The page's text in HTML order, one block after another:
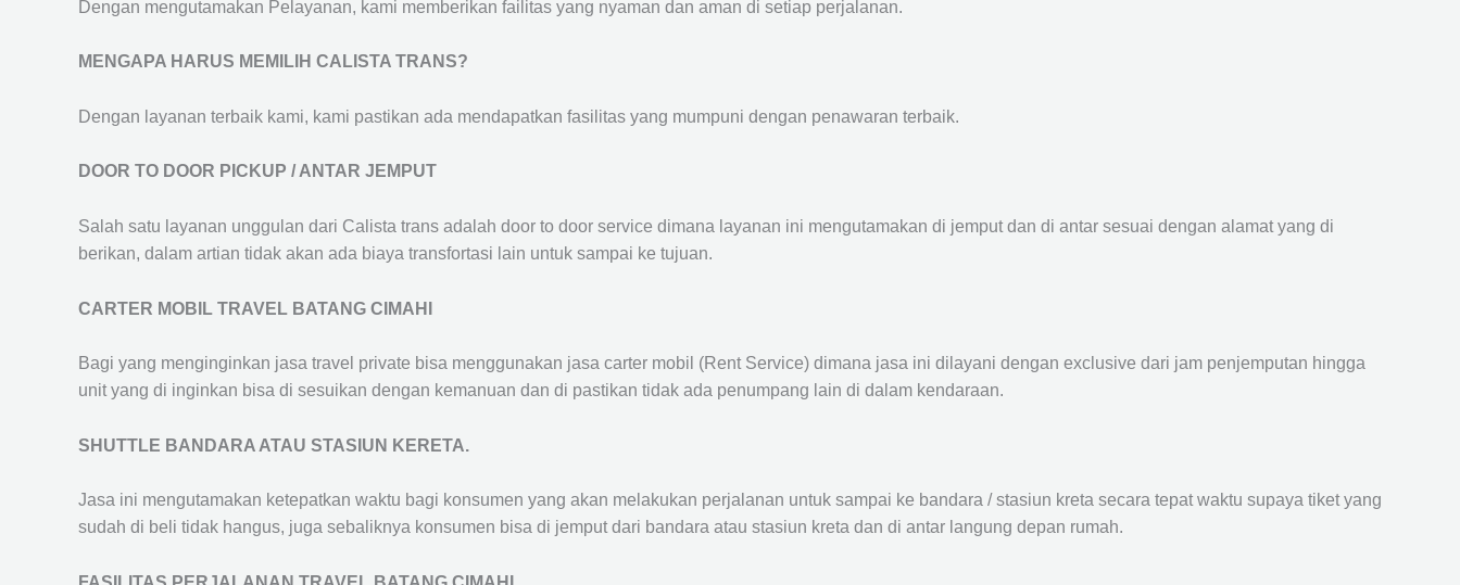
Dengan mengutamakan Pelayanan, kami memberikan failitas yang nyaman dan aman di setiap perjalanan.
MENGAPA HARUS MEMILIH CALISTA TRANS?
Dengan layanan terbaik kami, kami pastikan ada mendapatkan fasilitas yang mumpuni dengan penawaran terbaik.
DOOR TO DOOR PICKUP / ANTAR JEMPUT
Salah satu layanan unggulan dari Calista trans adalah door to door service dimana layanan ini mengutamakan di jemput dan di antar sesuai dengan alamat yang di
berikan, dalam artian tidak akan ada biaya transfortasi lain untuk sampai ke tujuan.
CARTER MOBIL TRAVEL BATANG CIMAHI
Bagi yang menginginkan jasa travel private bisa menggunakan jasa carter mobil (Rent Service) dimana jasa ini dilayani dengan exclusive dari jam penjemputan hingga
unit yang di inginkan bisa di sesuikan dengan kemanuan dan di pastikan tidak ada penumpang lain di dalam kendaraan.
SHUTTLE BANDARA ATAU STASIUN KERETA.
Jasa ini mengutamakan ketepatkan waktu bagi konsumen yang akan melakukan perjalanan untuk sampai ke bandara / stasiun kreta secara tepat waktu supaya tiket yang
sudah di beli tidak hangus, juga sebaliknya konsumen bisa di jemput dari bandara atau stasiun kreta dan di antar langung depan rumah.